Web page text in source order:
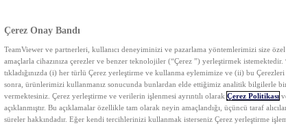
Çerez Onay Bandı
TeamViewer ve partnerleri, kullanıcı deneyiminizi ve pazarlama yöntemlerimizi size
amaçlarla cihazınıza çerezler ve benzer teknolojiler (“Çerez ”) yerleştirmek istemektedir.
tıkladığınızda (i) her türlü Çerez yerleştirme ve kullanma eylemimize ve (ii) bu
sonra, ürünlerimizi kullanmanız sonucunda bunlardan elde ettiğimiz analitik bilgilerle
vermektesiniz. Çerez yerleştirme ve verilerin işlenmesi ayrıntılı olarak Çerez Politikası
açıklanmıştır. Bu açıklamalar özellikle tam olarak neyin amaçlandığı, üçüncü taraf
süreler hakkındadır. Eğer kendi tercihlerinizi kullanmak isterseniz Çerez yerleştirme